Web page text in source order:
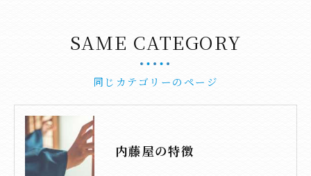
同じカテゴリーのページ
SAME CATEGORY
内藤屋の特徴